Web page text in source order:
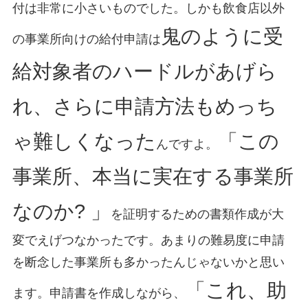
付は非常に小さいものでした。しかも飲食店以外
の事業所向けの給付申請は 鬼のように受
給対象者のハードルがあげら
れ、さらに申請方法もめっち
ゃ難しくなった んですよ。
「この
事業所、本当に実在する事業所
なのか? 」
を証明するための書類作成が大
変でえげつなかったです。あまりの難易度に申請
を断念した事業所も多かったんじゃないかと思い
ます。申請書を作成しながら、
「これ、助